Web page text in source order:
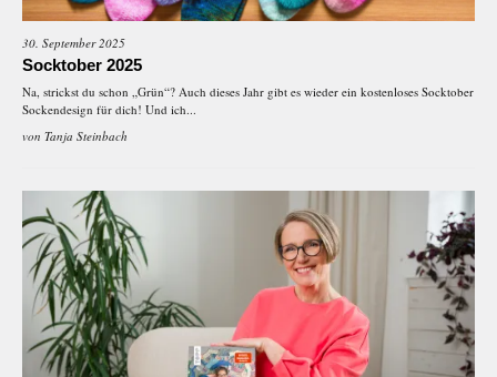
30. September 2025
Socktober 2025
Na, strickst du schon „Grün“? Auch dieses Jahr gibt es wieder ein kostenloses Socktober
Sockendesign für dich! Und ich...
von Tanja Steinbach